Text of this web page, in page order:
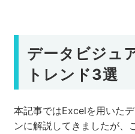
データビジュ
トレンド3選
本記事ではExcelを用いた
ンに解説してきましたが、